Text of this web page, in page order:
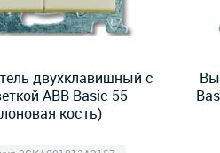
двухклавишный с
ABB Basic 55
кость)